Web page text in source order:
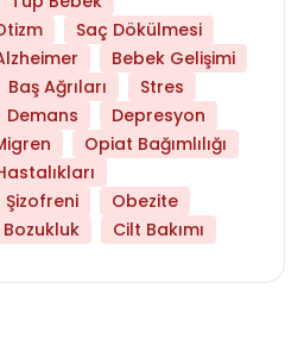
Saç Dökülmesi
Bebek Gelişimi
Baş Ağrıları
Stres
Demans
Depresyon
Opiat Bağımlılığı
Şizofreni
Obezite
Cilt Bakımı